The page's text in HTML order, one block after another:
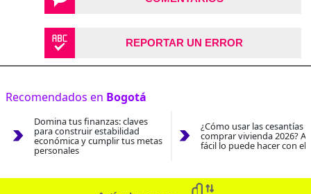
REPORTAR UN ERROR
Recomendados en Bogotá
Domina tus finanzas: claves
para construir estabilidad
económica y cumplir tus metas
personales
¿Cómo usar las cesantías
comprar vivienda 2026?
fácil lo puede hacer con el